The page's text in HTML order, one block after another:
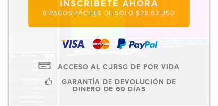
INSCRÍBETE AHORA
8 PAGOS FÁCILES DE SOLO $28.63 USD
ACCESO AL CURSO DE POR VIDA
GARANTÍA DE DEVOLUCIÓN DE
DINERO DE 60 DÍAS